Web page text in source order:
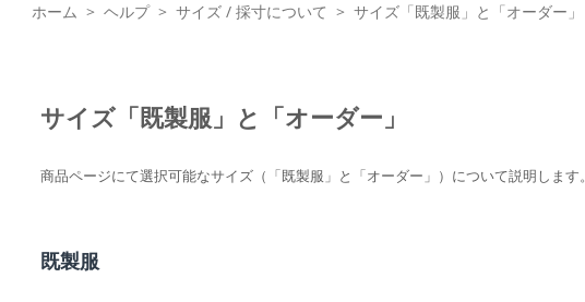
ホーム > ヘルプ > サイズ / 採寸について > サイズ「既製服」と「オーダー」
サイズ「既製服」と「オーダー」
商品ページにて選択可能なサイズ（「既製服」と「オーダー」）について説明します。
既製服